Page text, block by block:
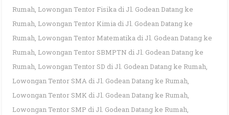
Rumah, Lowongan Tentor Fisika di Jl. Godean Datang ke
Rumah, Lowongan Tentor Kimia di Jl. Godean Datang ke
Rumah, Lowongan Tentor Matematika di Jl. Godean Datang ke
Rumah, Lowongan Tentor SBMPTN di Jl. Godean Datang ke
Rumah, Lowongan Tentor SD di Jl. Godean Datang ke Rumah,
Lowongan Tentor SMA di Jl. Godean Datang ke Rumah,
Lowongan Tentor SMK di Jl. Godean Datang ke Rumah,
Lowongan Tentor SMP di Jl. Godean Datang ke Rumah,